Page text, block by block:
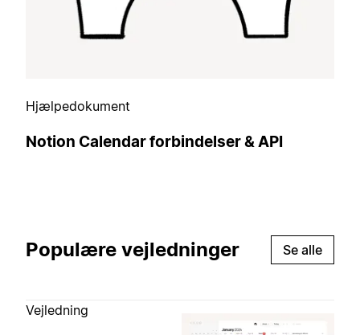
Hjælpedokument
Notion Calendar forbindelser & API
Populære vejledninger Se alle
Vejledning